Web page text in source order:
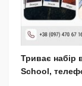
Триває набір
School,